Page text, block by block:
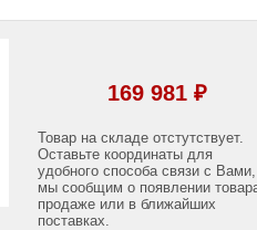
169 981 ₽
Товар на складе отстутствует.
Оставьте координаты для
удобного способа связи с Вами,
мы сообщим о появлении
продаже или в ближайших
поставках.